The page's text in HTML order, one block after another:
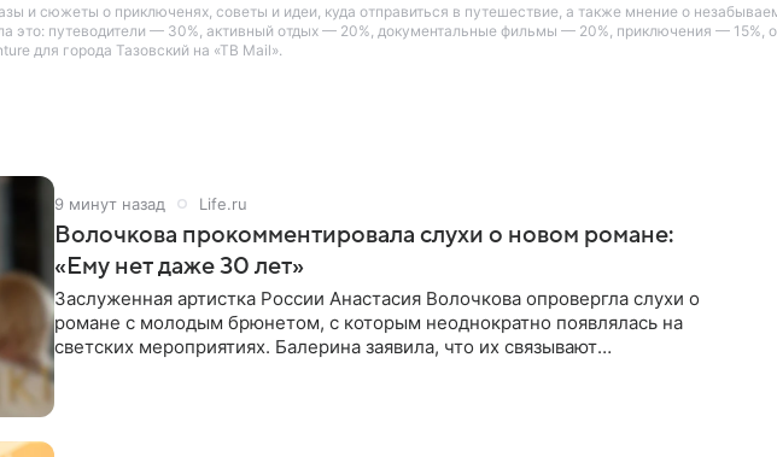
и сюжеты о приключенях, советы и идеи, куда отправиться в путешествие, а также мнение о
это: путеводители — 30%, активный отдых — 20%, документальные фильмы — 20%, приключения — 15%,
для города Тазовский на «ТВ Mail».
9 минут назад Life.ru
Волочкова прокомментировала слухи о новом романе:
«Ему нет даже 30 лет»
Заслуженная артистка России Анастасия Волочкова опровергла слухи о
романе с молодым брюнетом, с которым неоднократно появлялась на
светских мероприятиях. Балерина заявила, что их связывают